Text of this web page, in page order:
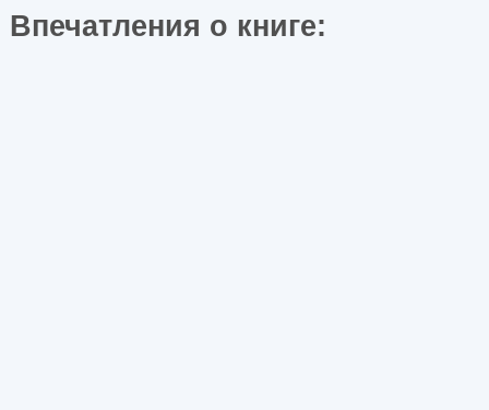
Впечатления о книге: